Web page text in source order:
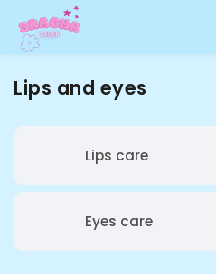
Lips and eyes
Lips care
Eyes care